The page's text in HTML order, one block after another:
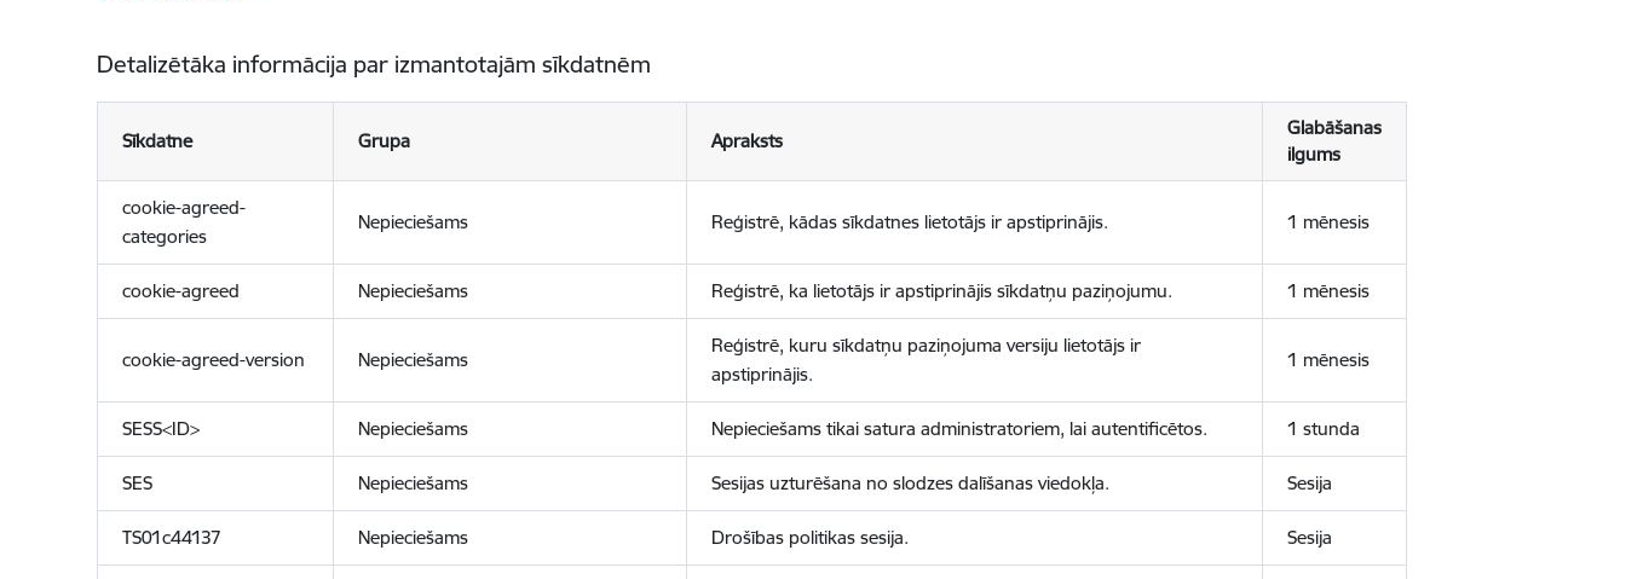
Detalizētāka informācija par izmantotajām sīkdatnēm
Sīkdatne Grupa Apraksts
Glabāšanas
ilgums
cookie-agreed-
categories
Nepieciešams Reģistrē, kādas sīkdatnes lietotājs ir apstiprinājis. 1 mēnesis
cookie-agreed Nepieciešams Reģistrē, ka lietotājs ir apstiprinājis sīkdatņu paziņojumu. 1 mēnesis
cookie-agreed-version Nepieciešams
Reģistrē, kuru sīkdatņu paziņojuma versiju lietotājs ir
apstiprinājis.
1 mēnesis
SESS<ID> Nepieciešams Nepieciešams tikai satura administratoriem, lai autentificētos. 1 stunda
SES Nepieciešams Sesijas uzturēšana no slodzes dalīšanas viedokļa. Sesija
TS01c44137 Nepieciešams Drošības politikas sesija. Sesija